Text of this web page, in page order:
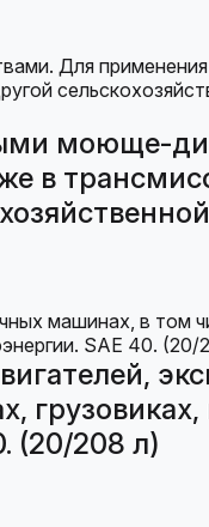
моюще-
в
(20/208 л)